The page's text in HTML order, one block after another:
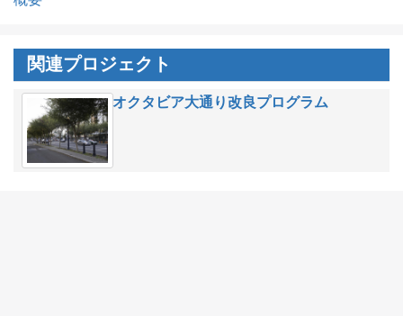
関連プロジェクト
オクタビア大通り改良プログラム